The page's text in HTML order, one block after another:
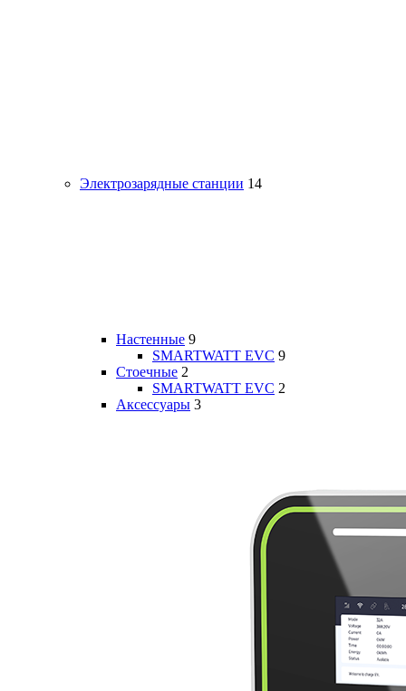
Электрозарядные станции 14
Настенные 9
SMARTWATT EVC 9
Стоечные 2
SMARTWATT EVC 2
Аксессуары 3